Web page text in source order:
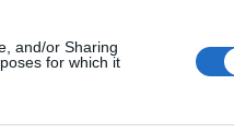
and/or Sharing
for which it
http://
«Bollettino
Tanszékének
Régi és
szerzőket